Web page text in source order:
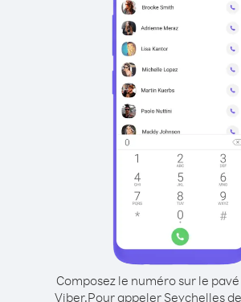
Composez le numéro sur le
Viber.Pour appeler Seychelles